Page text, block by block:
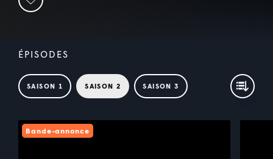
ÉPISODES
SAISON 1 SAISON 2 SAISON 3
Bande-annonce